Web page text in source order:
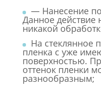
— Нанесение
Данное действие
никакой
На стеклянное
пленка с уже
поверхностью.
оттенок пленки
разнообразным;